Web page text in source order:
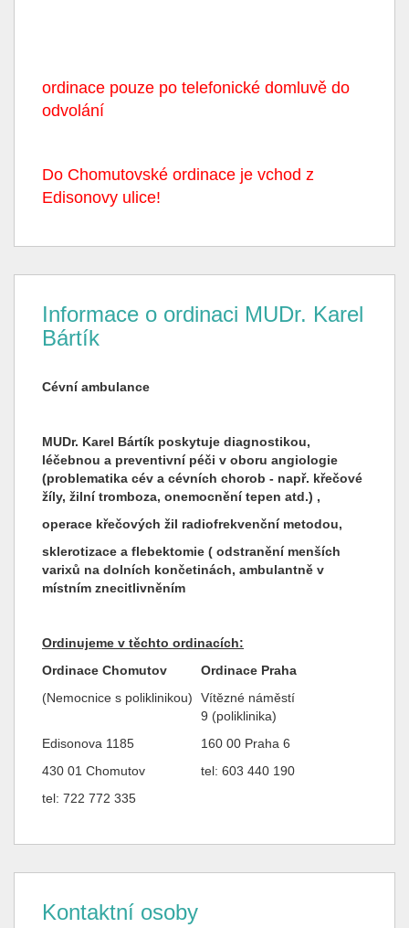
ordinace pouze po telefonické domluvě do
odvolání
Do Chomutovské ordinace je vchod z
Edisonovy ulice!
Informace o ordinaci MUDr. Karel
Bártík
Cévní ambulance
MUDr. Karel Bártík poskytuje diagnostikou,
léčebnou a preventivní péči v oboru angiologie
(problematika cév a cévních chorob - např. křečové
žíly, žilní tromboza, onemocnění tepen atd.) ,
operace křečových žil radiofrekvenční metodou,
sklerotizace a flebektomie ( odstranění menších
varixů na dolních končetinách, ambulantně v
místním znecitlivněním
Ordinujeme v těchto ordinacích:
Ordinace Chomutov
(Nemocnice s poliklinikou)
Edisonova 1185
430 01 Chomutov
tel: 722 772 335
Ordinace Praha
Vítězné náměstí
9 (poliklinika)
160 00 Praha 6
tel: 603 440 190
Kontaktní osoby